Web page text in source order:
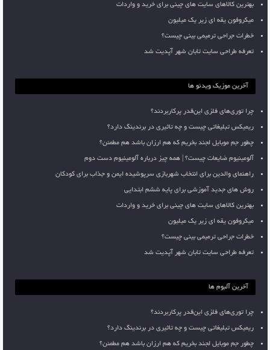
بهترین کالاهای سایت های چینی برای خرید و واردات
میکروفون یقه ای زیر یک میلیون
خطرات جراحی ترمیمی بینی چیست؟
تعرفه طراحی سایت تابان شهر آپدیت شد
آخرین موزیک ویدئو ها
چرا توری‌های فلزی این‌قدر پرکاربردند؟
ریمیکس تبلیغاتی چیست و چه تاثیری در برندینگ دارد؟
چطور جم موبایل لجند بخریم که هم ارزان باشد هم مطمئن؟
آلومینیوم ضایعات چیست؟ | همه چیز درباره آلومینیوم دست دوم
راهنمای والدین برای انتخاب شهربازی سرپوشیده ایمن و جذاب برای کودکان
روش های جدید آموزشی برای پایه ششم ابتدایی
بهترین کالاهای سایت های چینی برای خرید و واردات
میکروفون یقه ای زیر یک میلیون
خطرات جراحی ترمیمی بینی چیست؟
تعرفه طراحی سایت تابان شهر آپدیت شد
آخرین آلبوم ها
چرا توری‌های فلزی این‌قدر پرکاربردند؟
ریمیکس تبلیغاتی چیست و چه تاثیری در برندینگ دارد؟
چطور جم موبایل لجند بخریم که هم ارزان باشد هم مطمئن؟